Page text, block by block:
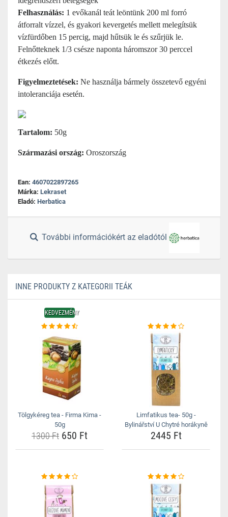
Felhasználás: 1 evőkanál teát leöntünk 200 ml forró
átforralt vízzel, és gyakori kevergetés mellett melegítsük
vízfürdőben 15 percig, majd hűtsük le és szűrjük le.
Felnőtteknek 1/3 csésze naponta háromszor 30 perccel
étkezés előtt.
Figyelmeztetések: Ne használja bármely összetevő egyéni
intoleranciája esetén.
Tartalom: 50g
Származási ország: Oroszország
Ean: 4607022897265
Márka: Lekraset
Eladó: Herbatica
További információkért az eladótól
INNE PRODUKTY Z KATEGORII TEÁK
KEDVEZMÉNY
Tölgykéreg tea - Firma Kima -
50g
1300 Ft 650 Ft
Limfatikus tea- 50g -
Bylinářství U Chytré horákyně
2445 Ft